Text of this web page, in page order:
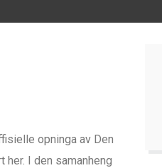
opninga av Den
I den samanheng